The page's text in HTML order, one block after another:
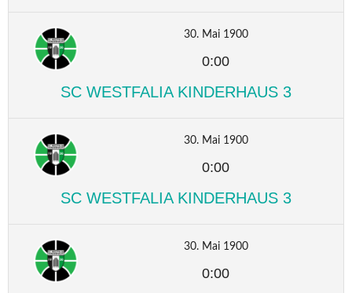
30. Mai 1900
0:00
SC WESTFALIA KINDERHAUS 3
30. Mai 1900
0:00
SC WESTFALIA KINDERHAUS 3
30. Mai 1900
0:00